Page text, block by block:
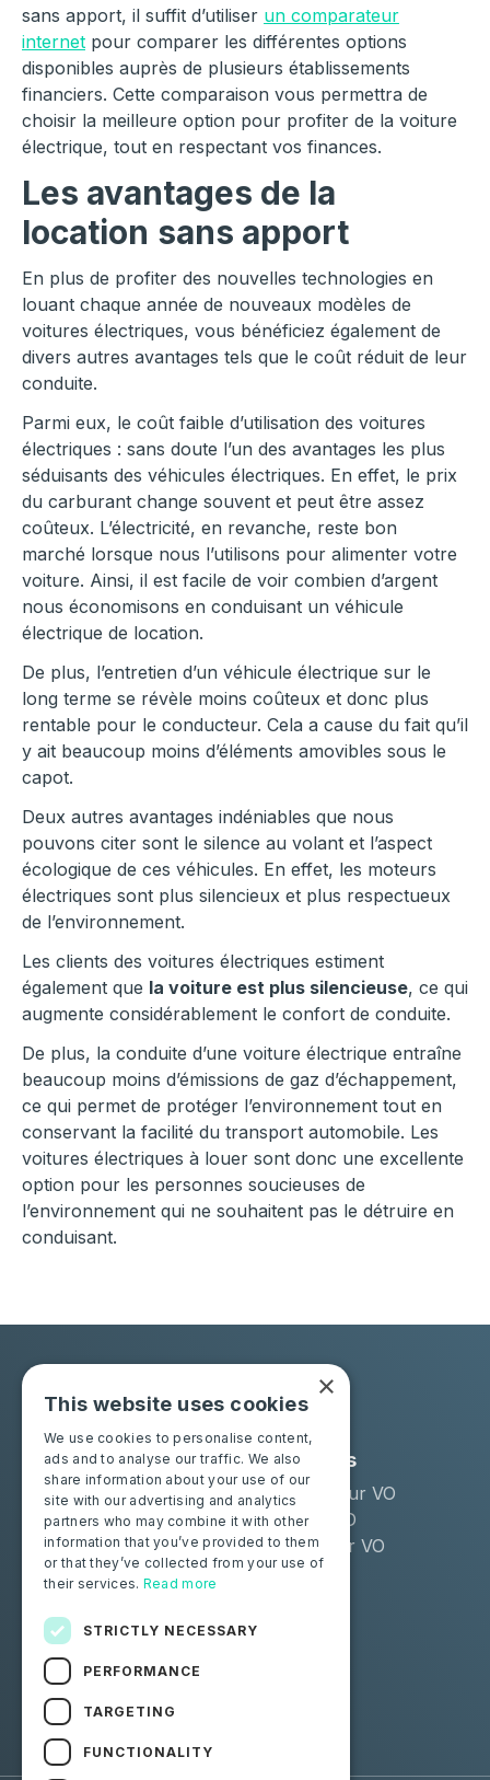
sans apport, il suffit d’utiliser un comparateur
internet pour comparer les différentes options
disponibles auprès de plusieurs établissements
financiers. Cette comparaison vous permettra de
choisir la meilleure option pour profiter de la voiture
électrique, tout en respectant vos finances.
Les avantages de la
location sans apport
En plus de profiter des nouvelles technologies en
louant chaque année de nouveaux modèles de
voitures électriques, vous bénéficiez également de
divers autres avantages tels que le coût réduit de leur
conduite.
Parmi eux, le coût faible d’utilisation des voitures
électriques : sans doute l’un des avantages les plus
séduisants des véhicules électriques. En effet, le prix
du carburant change souvent et peut être assez
coûteux. L’électricité, en revanche, reste bon
marché lorsque nous l’utilisons pour alimenter votre
voiture. Ainsi, il est facile de voir combien d’argent
nous économisons en conduisant un véhicule
électrique de location.
De plus, l’entretien d’un véhicule électrique sur le
long terme se révèle moins coûteux et donc plus
rentable pour le conducteur. Cela a cause du fait qu’il
y ait beaucoup moins d’éléments amovibles sous le
capot.
Deux autres avantages indéniables que nous
pouvons citer sont le silence au volant et l’aspect
écologique de ces véhicules. En effet, les moteurs
électriques sont plus silencieux et plus respectueux
de l’environnement.
Les clients des voitures électriques estiment
également que la voiture est plus silencieuse, ce qui
augmente considérablement le confort de conduite.
De plus, la conduite d’une voiture électrique entraîne
beaucoup moins d’émissions de gaz d’échappement,
ce qui permet de protéger l’environnement tout en
conservant la facilité du transport automobile. Les
voitures électriques à louer sont donc une excellente
option pour les personnes soucieuses de
l’environnement qui ne souhaitent pas le détruire en
conduisant.
Solutions
Moba Certify Pro
Boutique
Industries
Remarketeur VO
Loueur LLD
Distributeur VO
Particuliers
Certifiez votre batterie
Suivez-nous
Facebook
Linkedin
×
This website uses cookies
We use cookies to personalise content,
ads and to analyse our traffic. We also
share information about your use of our
site with our advertising and analytics
partners who may combine it with other
information that you’ve provided to them
or that they’ve collected from your use of
their services. Read more
STRICTLY NECESSARY
PERFORMANCE
TARGETING
FUNCTIONALITY